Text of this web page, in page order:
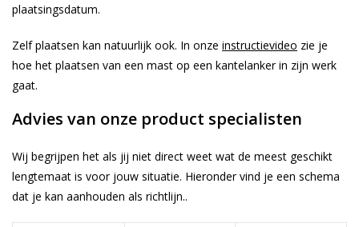
plaatsingsdatum.
Zelf plaatsen kan natuurlijk ook. In onze instructievideo zie je
hoe het plaatsen van een mast op een kantelanker in zijn werk
gaat.
Advies van onze product specialisten
Wij begrijpen het als jij niet direct weet wat de meest geschikt
lengtemaat is voor jouw situatie. Hieronder vind je een schema
dat je kan aanhouden als richtlijn..